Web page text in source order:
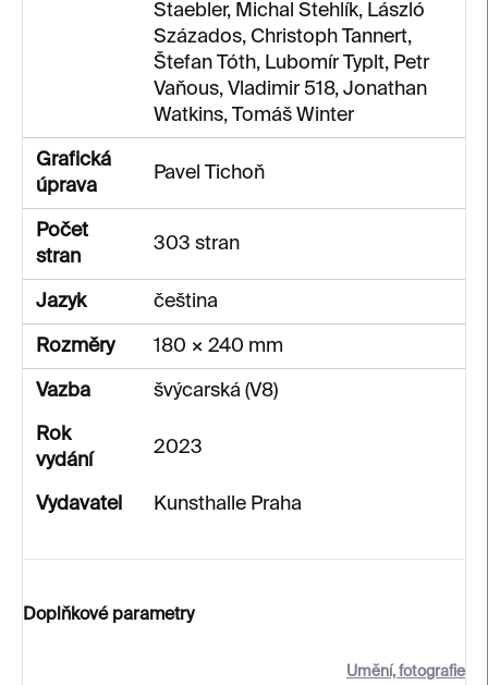
Staebler, Michal Stehlík, László
Százados, Christoph Tannert,
Štefan Tóth, Lubomír Typlt, Petr
Vaňous, Vladimir 518, Jonathan
Watkins, Tomáš Winter
Grafická
úprava
Pavel Tichoň
Počet
stran
303 stran
Jazyk čeština
Rozměry 180 × 240 mm
Vazba švýcarská (V8)
Rok
vydání
2023
Vydavatel Kunsthalle Praha
Doplňkové parametry
Umění, fotografie